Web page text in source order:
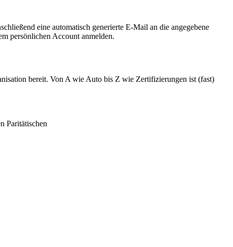
eine automatisch generierte E-Mail an die angegebene
persönlichen Account anmelden.
bereit. Von A wie Auto bis Z wie Zertifizierungen ist (fast)
Paritätischen